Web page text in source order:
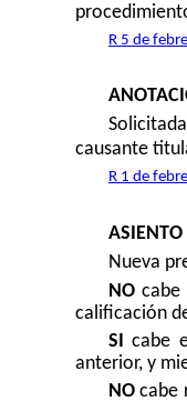
R 5 de
causante
R 1 de
ASIENTO
Nueva
NOcabe
calificación
SI cabe
anterior, y
NO cabe